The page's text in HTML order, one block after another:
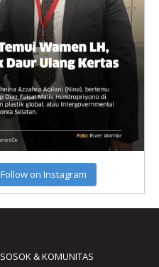
Follow on Instagram
SOSOK & KOMUNITAS